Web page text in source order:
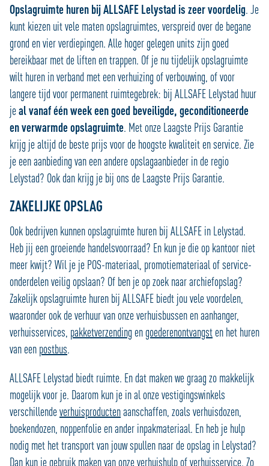
Opslagruimte huren bij ALLSAFE Lelystad is zeer voordelig. Je
kunt kiezen uit vele maten opslagruimtes, verspreid over de begane
grond en vier verdiepingen. Alle hoger gelegen units zijn goed
bereikbaar met de liften en trappen. Of je nu tijdelijk opslagruimte
wilt huren in verband met een verhuizing of verbouwing, of voor
langere tijd voor permanent ruimtegebrek: bij ALLSAFE Lelystad huur
jeal vanaf één week een goed beveiligde, geconditioneerde
en verwarmde opslagruimte. Met onze Laagste Prijs Garantie
krijg je altijd de beste prijs voor de hoogste kwaliteit en service. Zie
je een aanbieding van een andere opslagaanbieder in de regio
Lelystad? Ook dan krijg je bij ons de Laagste Prijs Garantie.
ZAKELIJKE OPSLAG
Ook bedrijven kunnen opslagruimte huren bij ALLSAFE in Lelystad.
Heb jij een groeiende handelsvoorraad? En kun je die op kantoor niet
meer kwijt? Wil je je POS-materiaal, promotiemateriaal of service-
onderdelen veilig opslaan? Of ben je op zoek naar archiefopslag?
Zakelijk opslagruimte huren bij ALLSAFE biedt jou vele voordelen,
waaronder ook de verhuur van onze verhuisbussen en aanhanger,
verhuisservices, pakketverzending engoederenontvangsten het huren
van een postbus.
ALLSAFE Lelystad biedt ruimte. En dat maken we graag zo makkelijk
mogelijk voor je. Daarom kun je in al onze vestigingswinkels
verschillendeverhuisproductenaanschaffen, zoals verhuisdozen,
boekendozen, noppenfolie en ander inpakmateriaal. En heb je hulp
nodig met het transport van jouw spullen naar de opslag in Lelystad?
Dan kun je gebruik maken van onze verhuishulp of verhuisservice. Zo